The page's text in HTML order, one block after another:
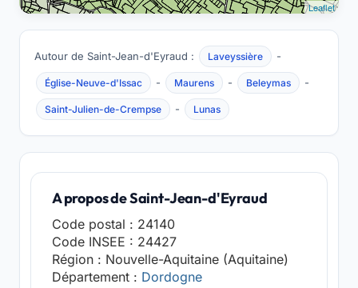
Leaflet
Autour de Saint-Jean-d'Eyraud : Laveyssière -
Église-Neuve-d'Issac - Maurens - Beleymas -
Saint-Julien-de-Crempse - Lunas
A propos de Saint-Jean-d'Eyraud
Code postal : 24140
Code INSEE : 24427
Région : Nouvelle-Aquitaine (Aquitaine)
Département : Dordogne